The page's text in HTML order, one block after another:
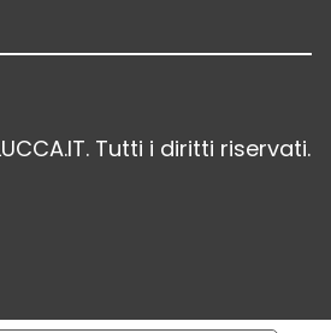
Tutti i diritti riservati.